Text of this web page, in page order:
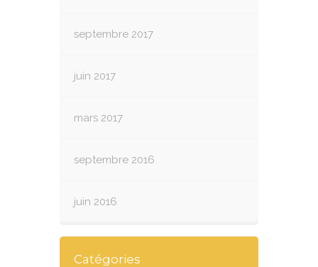
septembre 2017
juin 2017
mars 2017
septembre 2016
juin 2016
Catégories